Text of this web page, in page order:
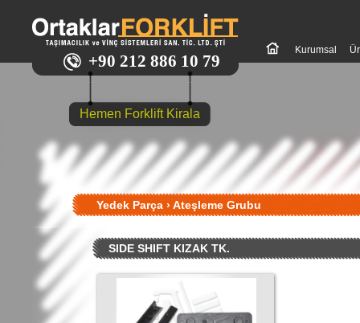
+90 212 886 10 79
Hemen Forklift Kirala
Kurumsal
Yedek Parça › Ateşleme Grubu
SIDE SHIFT KIZAK TK.